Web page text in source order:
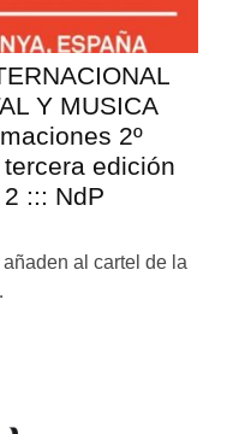
Y MUSICA
2º
edición
::: NdP
al cartel de la